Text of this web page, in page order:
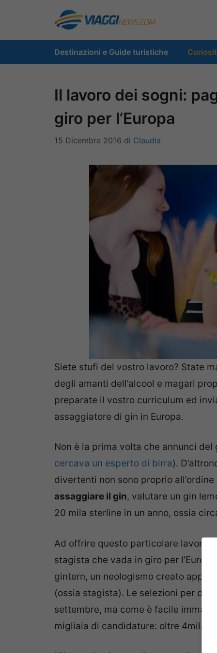
contenuto
Destinazioni e Guide turistiche
Il lavoro dei sogni:
giro per l’Europa
15 Dicembre 2016 di Claudia
Siete stufi del vostro lavoro? State
degli amanti dell’alcool e magari
preparate il vostro curriculum ed
assaggiatore di gin in Europa.
Non è la prima volta che annunci
cercava un esperto di birra).
divertenti non sono proprio
assaggiare il gin, valutare un gin
20 mila sterline in un anno, ossia
Ad offrire questo particolare lavoro è
stagista che vada in giro per
gintern, un neologismo creato
(ossia stagista). Le selezioni per
settembre, ma come è facile
migliaia di candidature: oltre 4mila.